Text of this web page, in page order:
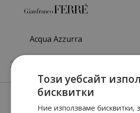
Acqua Azzurra
20.
Нови парфюми
Този уебсайт
бисквитки
Ние използваме бисквитки,